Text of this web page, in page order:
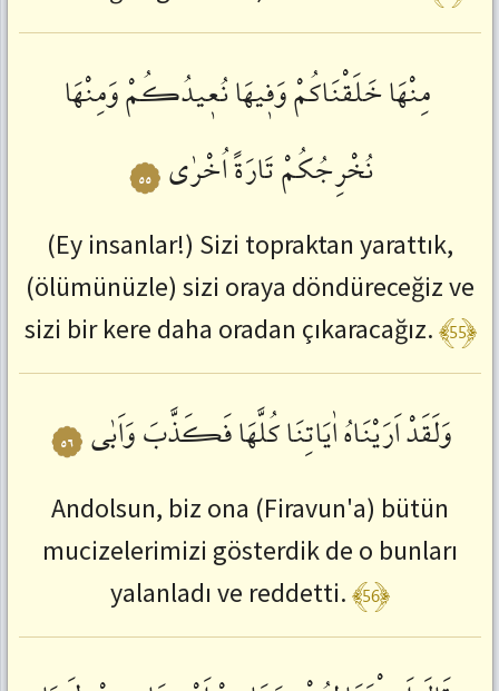
مِنْهَاخَلَقْنَاكُمْوَفٖيهَانُعٖيدُكُمْوَمِنْهَا
نُخْرِجُكُمْتَارَةًاُخْرٰى ٥٥
(Ey insanlar!) Sizi topraktan yarattık,
(ölümünüzle) sizi oraya döndüreceğiz ve
sizi bir kere daha oradan çıkaracağız.﴾55﴿
وَلَقَدْاَرَيْنَاهُاٰيَاتِنَاكُلَّهَافَكَذَّبَوَاَبٰى ٥٦
Andolsun, biz ona (Firavun'a) bütün
mucizelerimizi gösterdik de o bunları
yalanladı ve reddetti.﴾56﴿